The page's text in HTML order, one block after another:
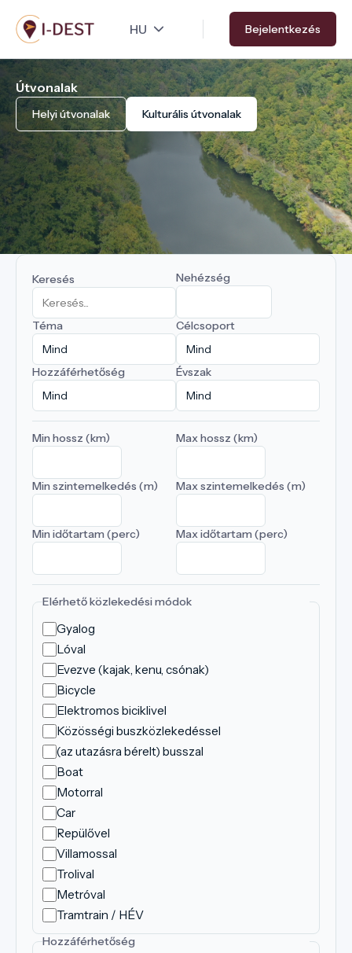
Ugrás
a
tartalomra
Bejelentkezés
Útvonalak
Helyi útvonalak Kulturális útvonalak
Keresés Nehézség
Téma Célcsoport
Hozzáférhetőség Évszak
Min hossz (km) Max hossz (km)
Min szintemelkedés (m) Max szintemelkedés (m)
Min időtartam (perc) Max időtartam (perc)
Elérhető közlekedési módok
Gyalog
Lóval
Evezve (kajak, kenu, csónak)
Bicycle
Elektromos biciklivel
Közösségi buszközlekedéssel
(az utazásra bérelt) busszal
Boat
Motorral
Car
Repülővel
Villamossal
Trolival
Metróval
Tramtrain / HÉV
Hozzáférhetőség